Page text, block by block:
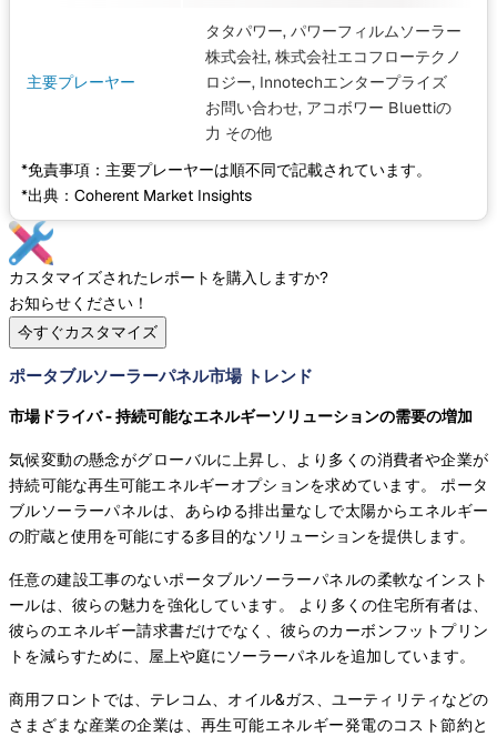
主要プレーヤー
タタパワー, パワーフィルムソーラー
株式会社, 株式会社エコフローテクノ
ロジー, Innotechエンタープライズ
お問い合わせ, アコボワー Bluettiの
力 その他
*免責事項：主要プレーヤーは順不同で記載されています。
*出典：Coherent Market Insights
カスタマイズされたレポートを購入しますか?
お知らせください！
今すぐカスタマイズ
ポータブルソーラーパネル市場 トレンド
市場ドライバ - 持続可能なエネルギーソリューションの需要の増加
気候変動の懸念がグローバルに上昇し、より多くの消費者や企業が
持続可能な再生可能エネルギーオプションを求めています。 ポータ
ブルソーラーパネルは、あらゆる排出量なしで太陽からエネルギー
の貯蔵と使用を可能にする多目的なソリューションを提供します。
任意の建設工事のないポータブルソーラーパネルの柔軟なインスト
ールは、彼らの魅力を強化しています。 より多くの住宅所有者は、
彼らのエネルギー請求書だけでなく、彼らのカーボンフットプリン
トを減らすために、屋上や庭にソーラーパネルを追加しています。
商用フロントでは、テレコム、オイル&ガス、ユーティリティなどの
さまざまな産業の企業は、再生可能エネルギー発電のコスト節約と